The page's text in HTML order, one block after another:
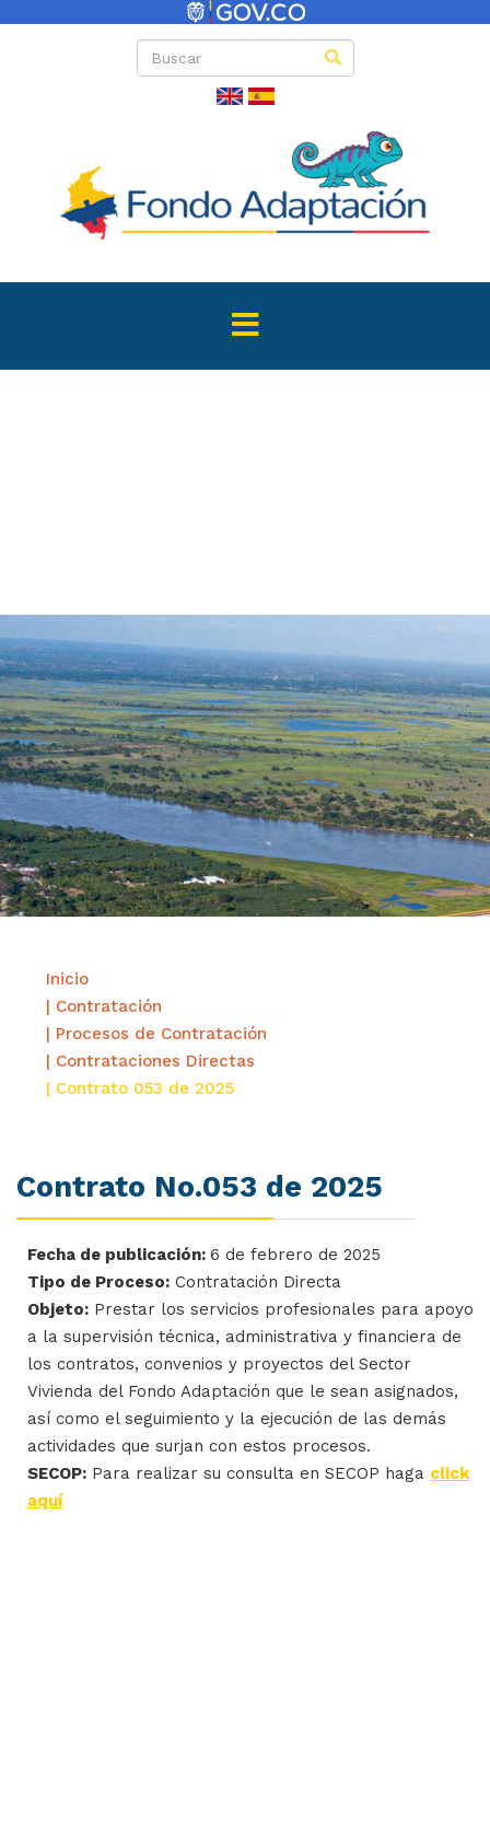
Directas
Inicio
| Contratación
| Procesos de Contratación
| Contrataciones Directas
| Contrato 053 de 2025
Contrato No.053 de 2025
Fecha de publicación: 6 de febrero de 2025
Tipo de Proceso: Contratación Directa
Objeto: Prestar los servicios profesionales para apoyo
a la supervisión técnica, administrativa y financiera de
los contratos, convenios y proyectos del Sector
Vivienda del Fondo Adaptación que le sean asignados,
así como el seguimiento y la ejecución de las demás
actividades que surjan con estos procesos.
SECOP: Para realizar su consulta en SECOP haga click
aquí